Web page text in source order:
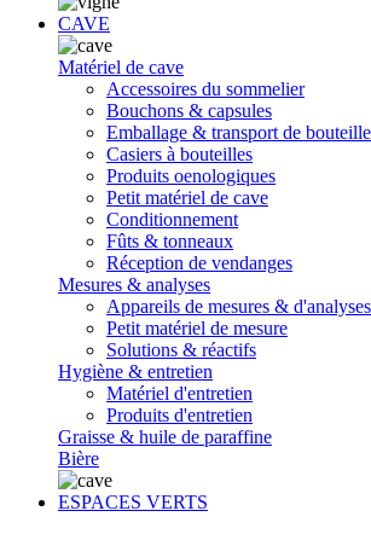
CAVE
Matériel de cave
Accessoires du sommelier
Bouchons & capsules
Emballage & transport de
Casiers à bouteilles
Produits oenologiques
Petit matériel de cave
Conditionnement
Fûts & tonneaux
Réception de vendanges
Mesures & analyses
Appareils de mesures & d'analyses
Petit matériel de mesure
Solutions & réactifs
Hygiène & entretien
Matériel d'entretien
Produits d'entretien
Graisse & huile de paraffine
Bière
ESPACES VERTS